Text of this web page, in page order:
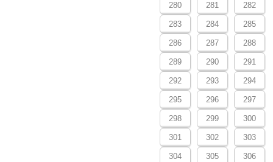
280 281 282
283 284 285
286 287 288
289 290 291
292 293 294
295 296 297
298 299 300
301 302 303
304 305 306